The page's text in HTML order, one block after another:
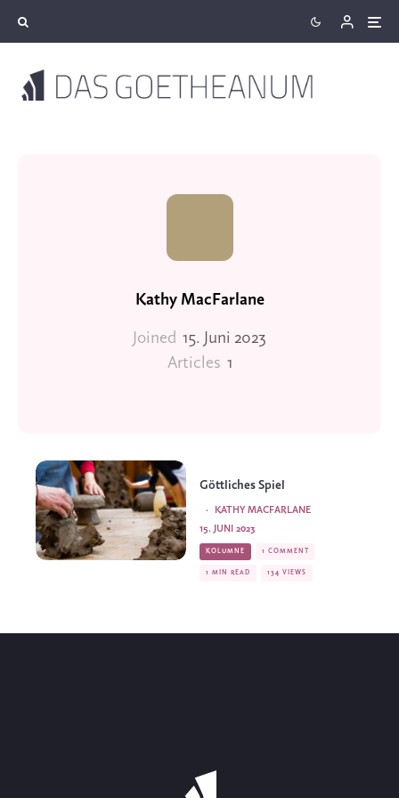
Kathy MacFarlane
Joined 15. Juni 2023
Articles 1
Göttliches Spiel
KATHY MACFARLANE
·
15. JUNI 2023
KOLUMNE 1 COMMENT
1 MIN READ 134 VIEWS